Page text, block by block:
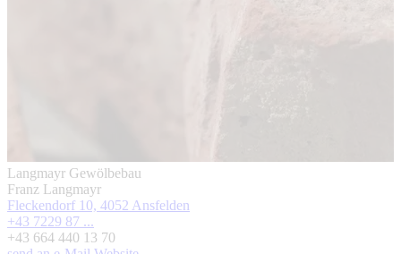
Langmayr Gewölbebau
Franz Langmayr
Fleckendorf 10, 4052 Ansfelden
+43 7229 87 ...
+43 664 440 13 70